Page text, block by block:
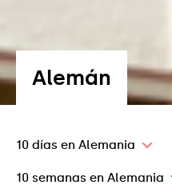
Alemán
10 días en Alemania
10 semanas en Alemania